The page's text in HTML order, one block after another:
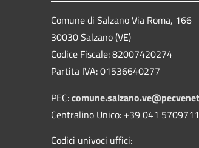
Comune di Salzano Via Roma, 166
30030 Salzano (VE)
Codice Fiscale: 82007420274
Partita IVA: 01536640277
PEC:
Centralino Unico: +39 041 5709711
Codici univoci uffici: